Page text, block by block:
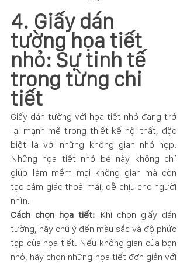
4. Giấy dán
tường họa tiết
nhỏ: Sự tinh tế
trong từng chi
tiết
Giấy dán tường với họa tiết nhỏ đang trở
lại mạnh mẽ trong thiết kế nội thất, đặc
biệt là với những không gian nhỏ hẹp.
Những họa tiết nhỏ bé này không chỉ
giúp làm mềm mại không gian mà còn
tạo cảm giác thoải mái, dễ chịu cho người
nhìn.
Cách chọn họa tiết: Khi chọn giấy dán
tường, hãy chú ý đến màu sắc và độ phức
tạp của họa tiết. Nếu không gian của bạn
nhỏ, hãy chọn những họa tiết đơn giản với